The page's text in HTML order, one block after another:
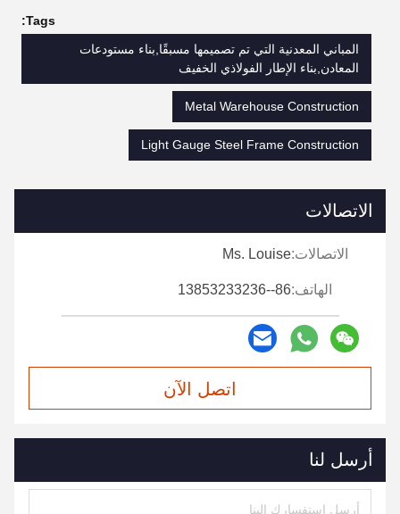
Tags:
المباني المعدنية التي تم تصميمها مسبقًا,بناء مستودعات
المعادن,بناء الإطار الفولاذي الخفيف
Metal Warehouse Construction
Light Gauge Steel Frame Construction
الاتصالات
الاتصالات:Ms. Louise
الهاتف:86--13853233236
اتصل الآن
أرسل لنا